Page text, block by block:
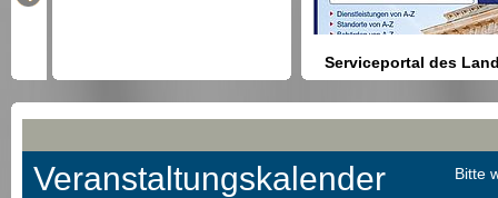
Serviceportal des
Berlin
Anmeldung bei Ämtern usw.
Veranstaltungskalender Bitte